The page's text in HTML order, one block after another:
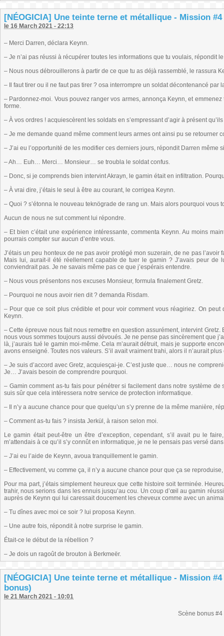
[NÉOGICIA] Une teinte terne et métallique - Mission
le 16 March 2021 - 22:13
– Merci Darren, déclara Keynn.
– Je n’ai pas réussi à récupérer toutes les informations que tu voulais, répondit
– Nous nous débrouillerons à partir de ce que tu as déjà rassemblé, le rassura
– Il faut tirer ou il ne faut pas tirer ? osa interrompre un soldat décontenancé par
– Pardonnez-moi. Vous pouvez ranger vos armes, annonça Keynn, et
forme.
– À vos ordres ! acquiescèrent les soldats en s’empressant d’agir à présent
– Je me demande quand même comment leurs armes ont ainsi pu se retourner
– J’ai eu l’opportunité de les modifier ces derniers jours, répondit Darren même
– Ah… Euh… Merci… Monsieur… se troubla le soldat confus.
– Donc, si je comprends bien intervint Akrayn, le gamin était en infiltration.
– À vrai dire, j’étais le seul à être au courant, le corrigea Keynn.
– Quoi ? s’étonna le nouveau teknögrade de rang un. Mais alors pourquoi vous
Aucun de nous ne sut comment lui répondre.
– Et bien c’était une expérience intéressante, commenta Keynn. Au moins
pourrais compter sur aucun d’entre vous.
J’étais un peu honteux de ne pas avoir protégé mon suzerain, de ne pas l’avoir
Mais lui, aurait-il été réellement capable de tuer le gamin ? J’avais peur
conviendrait pas. Je ne savais même pas ce que j’espérais entendre.
– Nous vous présentons nos excuses Monsieur, formula finalement Gretz.
– Pourquoi ne nous avoir rien dit ? demanda Risdam.
– Pour que ce soit plus crédible et pour voir comment vous réagiriez. On
Keynn.
– Cette épreuve nous fait nous remettre en question assurément, intervint
nous vous sommes toujours aussi dévoués. Je ne pense pas sincèrement que
là, j’aurais tué le gamin moi-même. Cela m’aurait détruit, mais je supporte
avons enseigné. Toutes nos valeurs. S’il avait vraiment trahi, alors il n’aurait
– Je suis d’accord avec Gretz, acquiesçai-je. C’est juste que… nous ne
Je… J’avais besoin de comprendre pourquoi.
– Gamin comment as-tu fais pour pénétrer si facilement dans notre système
suis sûr que cela intéressera notre service de protection informatique.
– Il n’y a aucune chance pour que quelqu’un s’y prenne de la même manière,
– Comment as-tu fais ? insista Jerkül, à raison selon moi.
Le gamin était peut-être un être d’exception, cependant, s’il avait pu le
m’attendais à ce qu’il s’y connût en informatique, je ne le pensais pas versé
– J’ai eu l’aide de Keynn, avoua tranquillement le gamin.
– Effectivement, vu comme ça, il n’y a aucune chance pour que ça se
Pour ma part, j’étais simplement heureux que cette histoire soit terminée.
trahir, nous serions dans les ennuis jusqu’au cou. Un coup d’œil au gamin
auprès de Keynn qui lui caressait doucement les cheveux comme avec un
– Tu dînes avec moi ce soir ? lui proposa Keynn.
– Une autre fois, répondit à notre surprise le gamin.
Était-ce le début de la rébellion ?
– Je dois un ragoût de brouton à Berkmeër.
[NÉOGICIA] Une teinte terne et métallique - Mission #4
bonus)
le 21 March 2021 - 10:01
Scène bonus #4